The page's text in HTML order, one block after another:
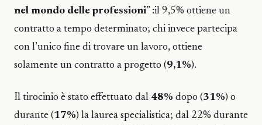
nel mondo delle professioni” :il 9,5% ottiene un
contratto a tempo determinato; chi invece partecipa
con l’unico fine di trovare un lavoro, ottiene
solamente un contratto a progetto (9,1%).
Il tirocinio è stato effettuato dal 48% dopo (31%) o
durante (17%) la laurea specialistica; dal 22% durante